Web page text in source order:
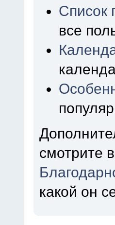
Список
все
смотрите
какой он